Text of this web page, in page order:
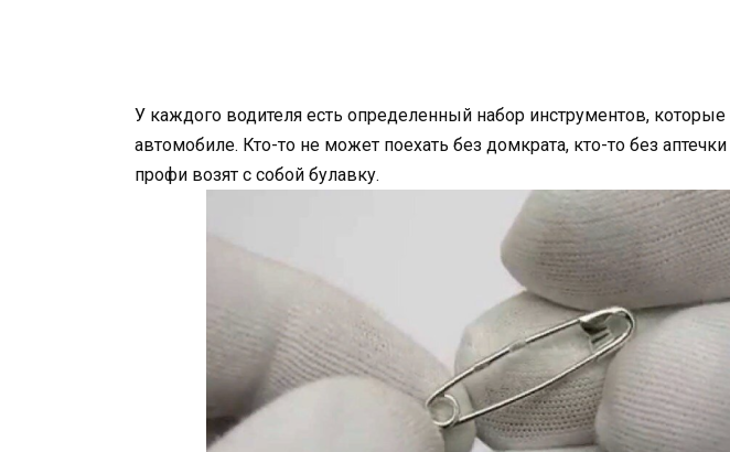
У каждого водителя есть определенный набор инструментов, которые
автомобиле. Кто-то не может поехать без домкрата, кто-то без
профи возят с собой булавку.